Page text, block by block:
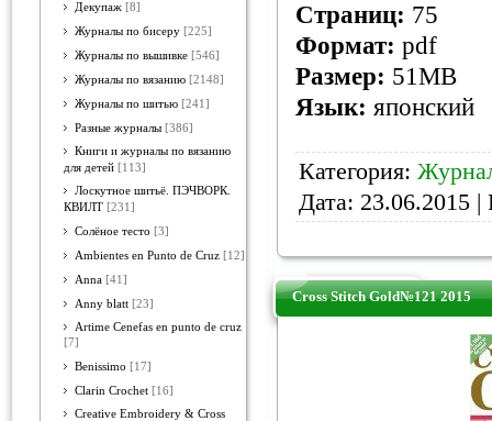
Декупаж [8]
Журналы по бисеру [225]
Журналы по вышивке [546]
Журналы по вязанию [2148]
Журналы по шитью [241]
Разные журналы [386]
Книги и журналы по вязанию
для детей [113]
Лоскутное шитьё. ПЭЧВОРК.
КВИЛТ [231]
Солёное тесто [3]
Ambientes en Punto de Cruz [12]
Anna [41]
Anny blatt [23]
Artime Cenefas en punto de cruz
[7]
Benissimo [17]
Clarin Crochet [16]
Creative Embroidery & Cross
Страниц: 75
Формат: pdf
Размер: 51MB
Язык: японский
Категория:
Дата: 23.06.2015 |
Cross Stitch Gold№121 2015